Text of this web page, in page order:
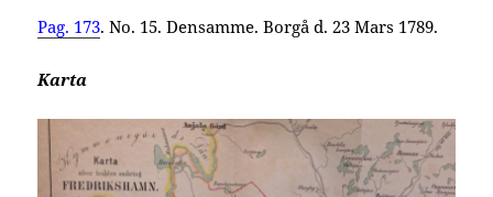
Pag. 173. No. 15. Densamme. Borgå d. 23 Mars 1789.
Karta